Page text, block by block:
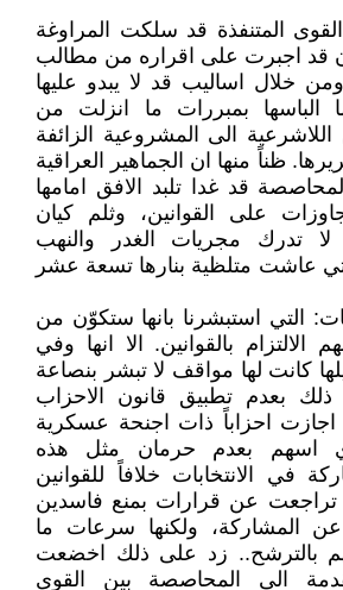
المتنفذة قد سلكت المراوغة
قد اجبرت على اقراره من مطالب
ومن خلال اساليب قد لا يبدو عليها
الباسها بمبررات ما انزلت من
الى المشروعية الزائفة
ظناً منها ان الجماهير العراقية
قد غدا تلبد الافق امامها
على القوانين، وثلم كيان
لا تدرك مجريات الغدر والنهب
عاشت متلظية بنارها تسعة عشر
التي استبشرنا بانها ستكوّن من
بالقوانين. الا انها وفي
كانت لها مواقف لا تبشر بنصاعة
ذلك بعدم تطبيق قانون الاحزاب
احزاباً ذات اجنحة عسكرية
اسهم بعدم حرمان مثل هذه
في الانتخابات خلافاً للقوانين
تراجعت عن قرارات بمنع فاسدين
المشاركة، ولكنها سرعات ما
بالترشح.. زد على ذلك اخضعت
الى المحاصصة بين القوى